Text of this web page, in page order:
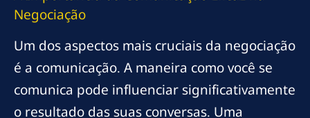
Negociação
Um dos aspectos mais cruciais da negociação
é a comunicação. A maneira como você se
comunica pode influenciar significativamente
o resultado das suas conversas. Uma